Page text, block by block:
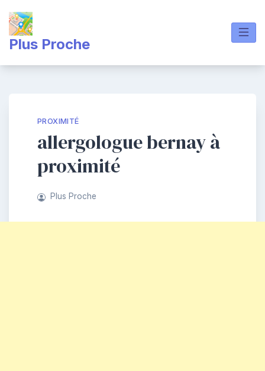
content
Plus Proche
PROXIMITÉ
allergologue bernay à
proximité
Plus Proche